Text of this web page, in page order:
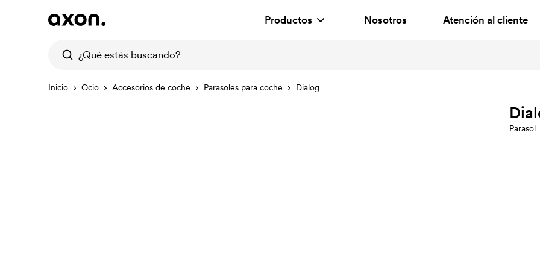
Productos Nosotros Atención al cliente
Inicio Ocio Accesorios de coche Parasoles para coche Dialog
Parasol